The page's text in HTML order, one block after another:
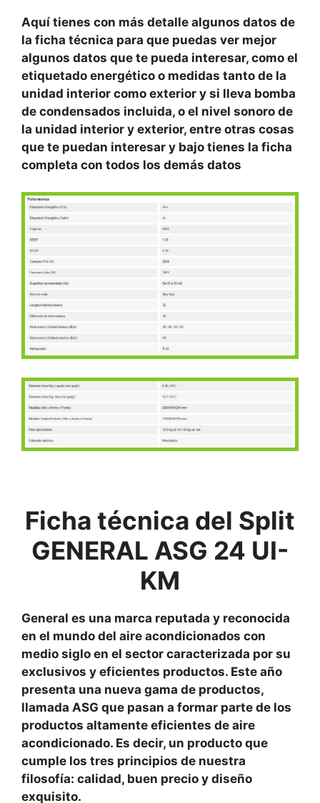
Aquí tienes con más detalle algunos datos de
la ficha técnica para que puedas ver mejor
algunos datos que te pueda interesar, como el
etiquetado energético o medidas tanto de la
unidad interior como exterior y si lleva bomba
de condensados incluida, o el nivel sonoro de
la unidad interior y exterior, entre otras cosas
que te puedan interesar y bajo tienes la ficha
completa con todos los demás datos
Ficha técnica del Split
GENERAL ASG 24 UI-
KM
General es una marca reputada y reconocida
en el mundo del aire acondicionados con
medio siglo en el sector caracterizada por su
exclusivos y eficientes productos. Este año
presenta una nueva gama de productos,
llamada ASG que pasan a formar parte de los
productos altamente eficientes de aire
acondicionado. Es decir, un producto que
cumple los tres principios de nuestra
filosofía: calidad, buen precio y diseño
exquisito.